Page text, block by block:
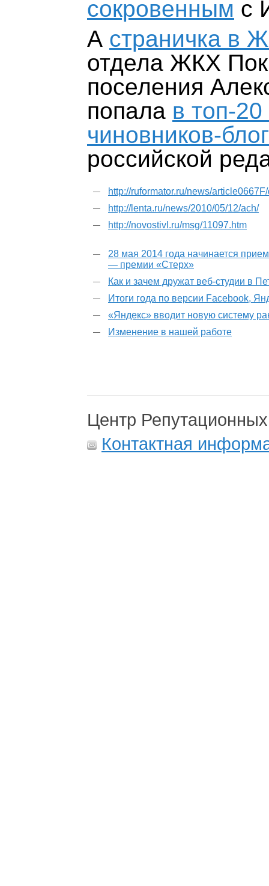
сокровенным с
А страничка в
отдела ЖКХ
поселения
попала в топ-
чиновников-
российской
http://ruformator.ru/news/
http://lenta.ru/news/2010/05/12/ach/
http://novostivl.ru/msg/11097.htm
28 мая 2014 года начинается
— премии «Стерх»
Как и зачем дружат веб-студии в
Итоги года по версии Facebook,
«Яндекс» вводит новую систему
Изменение в нашей работе
Центр
Контактная